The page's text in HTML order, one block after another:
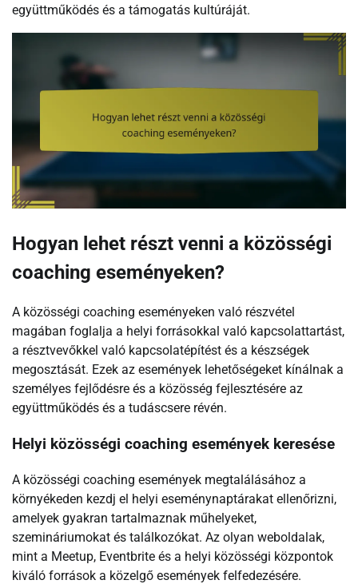
együttműködés és a támogatás kultúráját.
Hogyan lehet részt venni a közösségi
coaching eseményeken?
A közösségi coaching eseményeken való részvétel
magában foglalja a helyi forrásokkal való kapcsolattartást,
a résztvevőkkel való kapcsolatépítést és a készségek
megosztását. Ezek az események lehetőségeket kínálnak a
személyes fejlődésre és a közösség fejlesztésére az
együttműködés és a tudáscsere révén.
Helyi közösségi coaching események keresése
A közösségi coaching események megtalálásához a
környékeden kezdj el helyi eseménynaptárakat ellenőrizni,
amelyek gyakran tartalmaznak műhelyeket,
szemináriumokat és találkozókat. Az olyan weboldalak,
mint a Meetup, Eventbrite és a helyi közösségi központok
kiváló források a közelgő események felfedezésére.